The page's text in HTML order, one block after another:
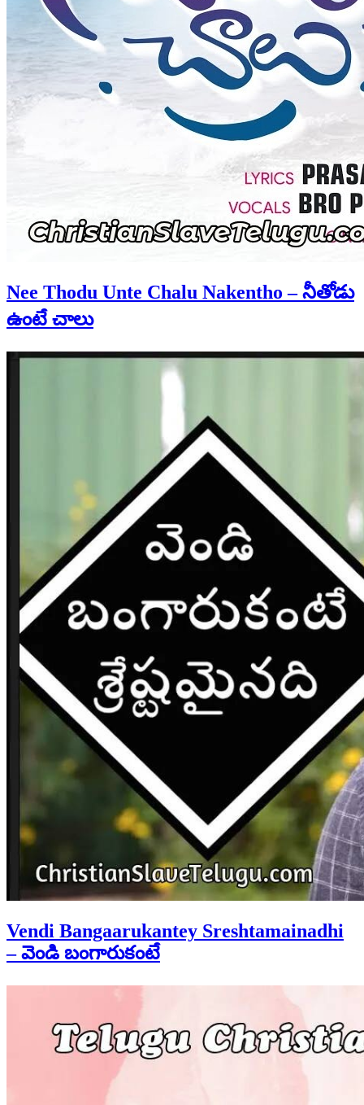
Nee Thodu Unte Chalu Nakentho – నీతోడు
ఉంటే చాలు
Vendi Bangaarukantey Sreshtamainadhi
– వెండి బంగారుకంటే